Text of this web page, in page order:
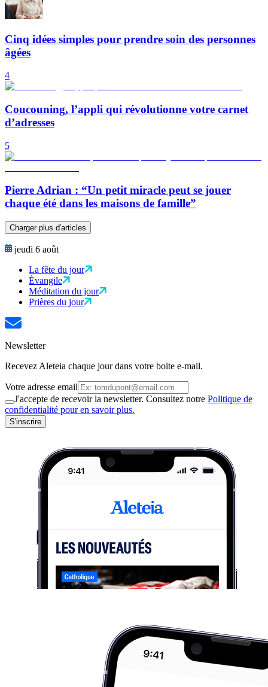
Cinq idées simples pour prendre soin des personnes
âgées
4
Coucouning, l’appli qui révolutionne votre carnet
d’adresses
5
Pierre Adrian : “Un petit miracle peut se jouer
chaque été dans les maisons de famille”
Charger plus d'articles
jeudi 6 août
La fête du jour
Évangile
Méditation du jour
Prières du jour
Newsletter
Recevez Aleteia chaque jour dans votre boite e-mail.
Votre adresse email
J'accepte de recevoir la newsletter. Consultez notre Politique de
confidentialité pour en savoir plus.
S'inscrire